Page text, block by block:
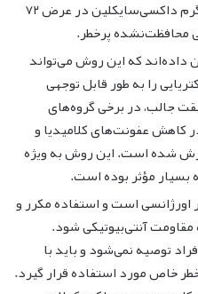
نحوه مصرف: مصرف ۲۰۰ میلی‌گرم داکسی‌سایکلین در عرض ۷۲
محافظت‌نشده پرخطر.
داده‌اند که این روش می‌تواند
را به طور قابل توجهی
جالب، در برخی گروه‌های
کاهش عفونت‌های کلامیدیا و
۷۰ درصد گزارش شده است. این روش به ویژه
مؤثر بوده است.
است و استفاده مکرر و
مقاومت آنتی‌بیوتیکی شود.
توصیه نمی‌شود و باید با
خاص مورد استفاده قرار گیرد.